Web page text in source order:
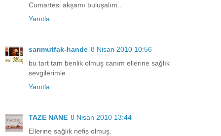
Cumartesi akşamı buluşalım..
Yanıtla
sarımutfak-hande 8 Nisan 2010 10:56
bu tart tam benlik olmuş canım ellerine sağlık
sevgilerimle
Yanıtla
TAZE NANE 8 Nisan 2010 13:44
Ellerine sağlık nefis olmuş.